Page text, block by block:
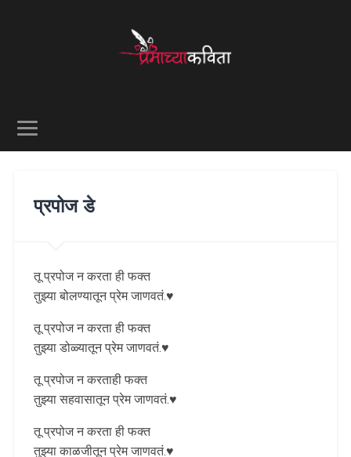
प्रपोज डे
तू प्रपोज न करता ही फक्त
तुझ्या बोलण्यातून प्रेम जाणवतं.♥️
तू प्रपोज न करता ही फक्त
तुझ्या डोळ्यातून प्रेम जाणवतं.♥️
तू प्रपोज न करताही फक्त
तुझ्या सहवासातून प्रेम जाणवतं.♥️
तू प्रपोज न करता ही फक्त
तुझ्या काळजीतून प्रेम जाणवतं.♥️